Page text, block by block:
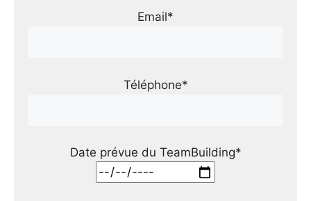
Email*
Téléphone*
Date prévue du TeamBuilding*